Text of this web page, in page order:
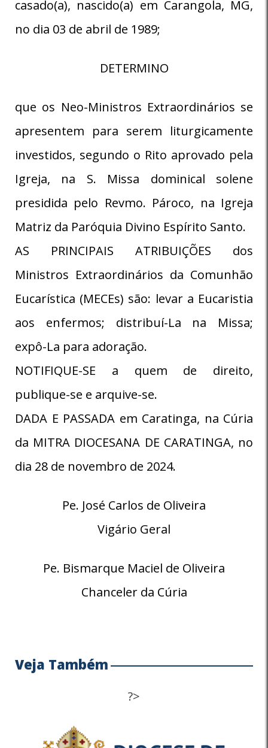
casado(a), nascido(a) em Carangola, MG,
no dia 03 de abril de 1989;
DETERMINO
que os Neo-Ministros Extraordinários se
apresentem para serem liturgicamente
investidos, segundo o Rito aprovado pela
Igreja, na S. Missa dominical solene
presidida pelo Revmo. Pároco, na Igreja
Matriz da Paróquia Divino Espírito Santo.
AS PRINCIPAIS ATRIBUIÇÕES dos
Ministros Extraordinários da Comunhão
Eucarística (MECEs) são: levar a Eucaristia
aos enfermos; distribuí-La na Missa;
expô-La para adoração.
NOTIFIQUE-SE a quem de direito,
publique-se e arquive-se.
DADA E PASSADA em Caratinga, na Cúria
da MITRA DIOCESANA DE CARATINGA, no
dia 28 de novembro de 2024.
Pe. José Carlos de Oliveira
Vigário Geral
Pe. Bismarque Maciel de Oliveira
Chanceler da Cúria
Veja Também
?>